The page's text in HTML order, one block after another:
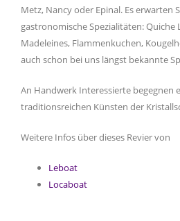
Metz, Nancy oder Epinal. Es erwarten
gastronomische Spezialitäten: Quiche
Madeleines, Flammenkuchen,
auch schon bei uns längst bekannte
An Handwerk Interessierte begegnen
traditionsreichen Künsten der
Weitere Infos über dieses Revier von
Leboat
Locaboat